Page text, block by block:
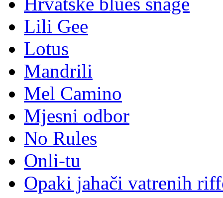
Lili Gee
Lotus
Mandrili
Mel Camino
Mjesni odbor
No Rules
Onli-tu
Opaki jahači vatrenih